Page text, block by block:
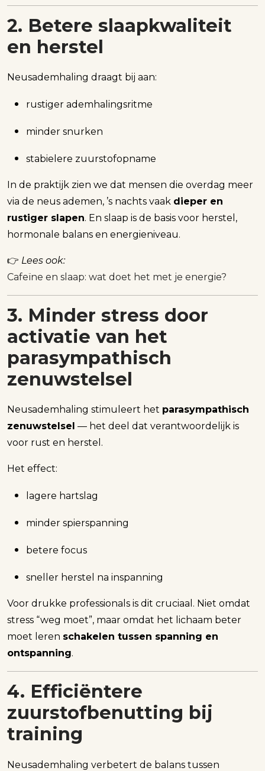
2. Betere slaapkwaliteit
en herstel
Neusademhaling draagt bij aan:
rustiger ademhalingsritme
minder snurken
stabielere zuurstofopname
In de praktijk zien we dat mensen die overdag meer
via de neus ademen, ’s nachts vaak dieper en
rustiger slapen. En slaap is de basis voor herstel,
hormonale balans en energieniveau.
👉 Lees ook:
Cafeïne en slaap: wat doet het met je energie?
3. Minder stress door
activatie van het
parasympathisch
zenuwstelsel
Neusademhaling stimuleert het parasympathisch
zenuwstelsel — het deel dat verantwoordelijk is
voor rust en herstel.
Het effect:
lagere hartslag
minder spierspanning
betere focus
sneller herstel na inspanning
Voor drukke professionals is dit cruciaal. Niet omdat
stress “weg moet”, maar omdat het lichaam beter
moet leren schakelen tussen spanning en
ontspanning.
4. Efficiëntere
zuurstofbenutting bij
training
Neusademhaling verbetert de balans tussen